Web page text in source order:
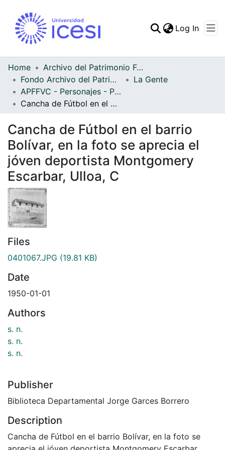
Statistics
Log In
Home
Archivo del Patrimonio Fotográfico y Fílmico del Valle del Cauca
Fondo Archivo del Patrimonio Fotográfico y Fílmico del Valle del Cauca
La Gente
APFFVC - Personajes - Patrimonial
Cancha de Fútbol en el barrio Bolívar, en la foto se aprecia el jóven deportista Montgomery Escarbar, Ulloa, C
Cancha de Fútbol en el barrio
Bolívar, en la foto se aprecia el
jóven deportista Montgomery
Escarbar, Ulloa, C
Files
0401067.JPG (19.81 KB)
Date
1950-01-01
Authors
s. n.
s. n.
s. n.
Publisher
Biblioteca Departamental Jorge Garces Borrero
Description
Cancha de Fútbol en el barrio Bolívar, en la foto se